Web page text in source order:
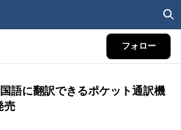
フォロー
語に翻訳できるポケット通訳機
売